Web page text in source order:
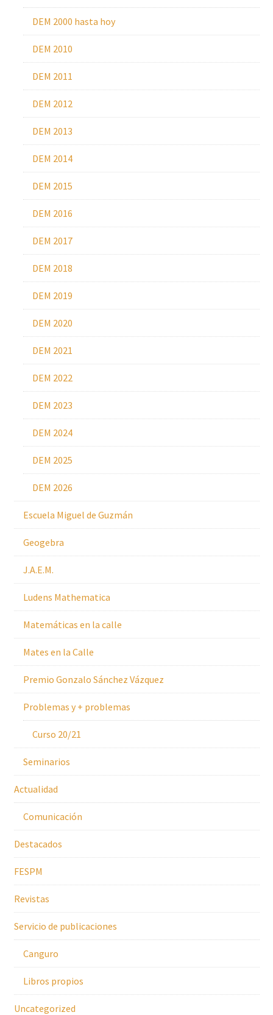
DEM 2000 hasta hoy
DEM 2010
DEM 2011
DEM 2012
DEM 2013
DEM 2014
DEM 2015
DEM 2016
DEM 2017
DEM 2018
DEM 2019
DEM 2020
DEM 2021
DEM 2022
DEM 2023
DEM 2024
DEM 2025
DEM 2026
Escuela Miguel de Guzmán
Geogebra
J.A.E.M.
Ludens Mathematica
Matemáticas en la calle
Mates en la Calle
Premio Gonzalo Sánchez Vázquez
Problemas y + problemas
Curso 20/21
Seminarios
Actualidad
Comunicación
Destacados
FESPM
Revistas
Servicio de publicaciones
Canguro
Libros propios
Uncategorized